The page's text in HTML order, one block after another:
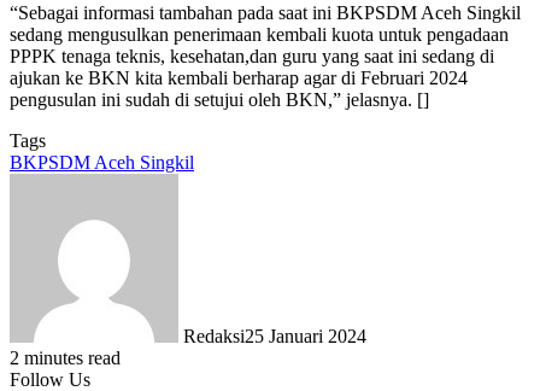
“Sebagai informasi tambahan pada saat ini BKPSDM Aceh Singkil
sedang mengusulkan penerimaan kembali kuota untuk pengadaan
PPPK tenaga teknis, kesehatan,dan guru yang saat ini sedang di
ajukan ke BKN kita kembali berharap agar di Februari 2024
pengusulan ini sudah di setujui oleh BKN,” jelasnya. []
Tags
BKPSDM Aceh Singkil
Redaksi25 Januari 2024
2 minutes read
Follow Us